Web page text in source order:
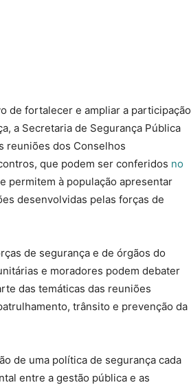
de fortalecer e ampliar a participação
a Secretaria de Segurança Pública
reuniões dos Conselhos
que podem ser conferidos no
permitem à população apresentar
desenvolvidas pelas forças de
de segurança e de órgãos do
e moradores podem debater
das temáticas das reuniões
trânsito e prevenção da
de uma política de segurança cada
entre a gestão pública e as